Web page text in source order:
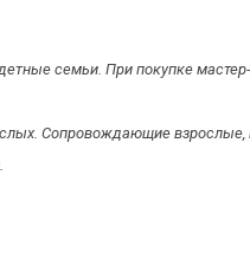
семьи. При покупке
Сопровождающие